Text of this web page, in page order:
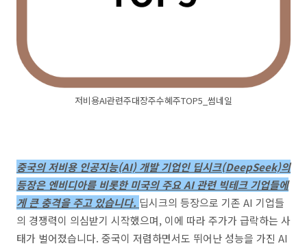
저비용AI관련주대장주수혜주TOP5_썸네일
중국의 저비용 인공지능(AI) 개발 기업인 딥시크(DeepSeek)의
등장은 엔비디아를 비롯한 미국의 주요 AI 관련 빅테크 기업들에
게 큰 충격을 주고 있습니다. 딥시크의 등장으로 기존 AI 기업들
의 경쟁력이 의심받기 시작했으며, 이에 따라 주가가 급락하는 사
태가 벌어졌습니다. 중국이 저렴하면서도 뛰어난 성능을 가진 AI